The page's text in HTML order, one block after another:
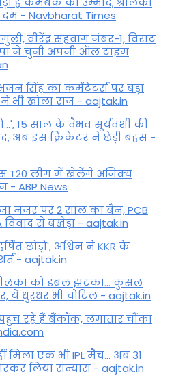
- Navbharat Times
वीरेंद्र सहवाग नंबर-1, विराट
ने चुनी अपनी ऑल टाइम
सिंह का कमेंटेटर्स पर बड़ा
भी खोला राज - aajtak.in
15 साल के वैभव सूर्यवंशी की
अब इस क्रिकेटर ने छेड़ी बहस -
T20 लीग में खेलेंगे अजिंक्य
- ABP News
नजर पर 2 साल का बैन, PCB
व‍िवाद से बखेड़ा - aajtak.in
छोड़ो', अश्विन ने KKR के
- aajtak.in
को डबल झटका... कुसल
ये धुरंधर भी चोटिल - aajtak.in
रहे हैं बैंकॉक, लगातार चौंका
मिला एक भी IPL मैच... अब 31
लिया संन्यास - aajtak.in